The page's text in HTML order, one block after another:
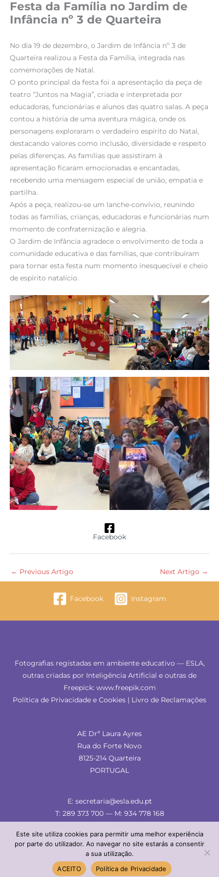
Festa da Família no Jardim de
Infância nº 3 de Quarteira
No dia 19 de dezembro, o Jardim de Infância nº 3 de
Quarteira realizou a Festa da Família, integrada nas
comemorações de Natal.
O ponto principal da festa foi a apresentação da peça de
teatro “Juntos na Magia”, criada e interpretada por
educadoras, funcionárias e alunos das quatro salas. A peça
contou a história de uma aventura mágica, onde os
personagens exploraram o verdadeiro espírito do Natal,
destacando valores como inclusão, diversidade e respeito
pelas diferenças. As famílias que assistiram à
apresentação ficaram emocionadas e encantadas,
recebendo uma mensagem especial de união, empatia e
partilha.
Após a peça, realizou-se um lanche-convívio, reunindo
todas as famílias, crianças, educadoras e funcionárias num
momento de confraternização e alegria.
O Jardim de Infância agradece o envolvimento de toda a
comunidade educativa e das famílias, que contribuíram
para tornar esta festa num momento inesquecível e cheio
de espírito natalício.
Facebook
← Previous Artigo Next Artigo →
Facebook Instagram
Fotografias registadas em ambiente educativo — ESLA,
outras criadas por Inteligência Artificial e outras de
Freepick: www.freepik.com
Política de Privacidade e Cookies | Livro de Reclamações
AE Drª Laura Ayres
Rua do Forte Novo
8125-214 Quarteira
PORTUGAL
E: secretaria@esla.edu.pt
T: 289 373 700 — M: 934 778 168
© ESLA 2024 — comunicação & imagem
Este site utiliza cookies para permitir uma melhor experiência
por parte do utilizador. Ao navegar no site estarás a consentir
a sua utilização.
ACEITO
Política de Privacidade